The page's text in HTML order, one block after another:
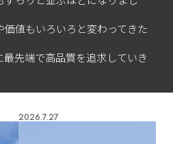
価値もいろいろと変わってきた
先端で高品質を追求していき
2026.7.27